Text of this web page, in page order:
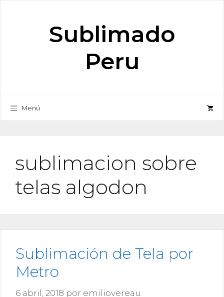
Sublimado
Peru
Menú
sublimacion sobre
telas algodon
Sublimación de Tela por
Metro
6 abril, 2018 por emiliovereau